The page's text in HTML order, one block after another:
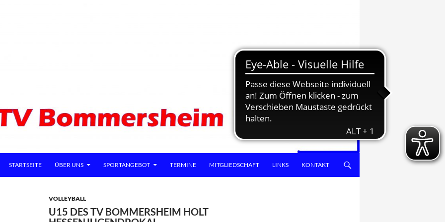
STARTSEITE
ÜBER UNS SPORTANGEBOT TERMINE MITGLIEDSCHAFT LINKS KONTAKT
VOLLEYBALL
U15 DES TV BOMMERSHEIM HOLT